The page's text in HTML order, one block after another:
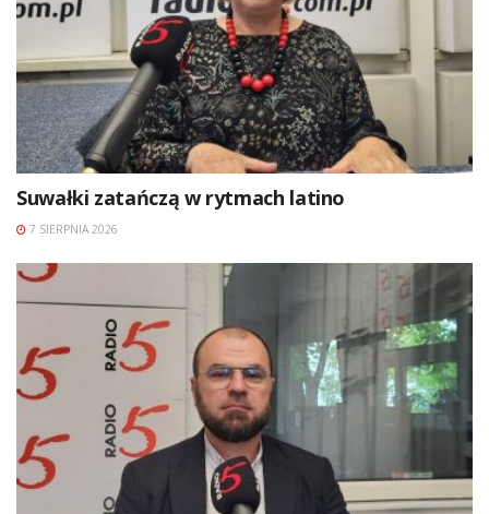
Suwałki zatańczą w rytmach latino
7 SIERPNIA 2026